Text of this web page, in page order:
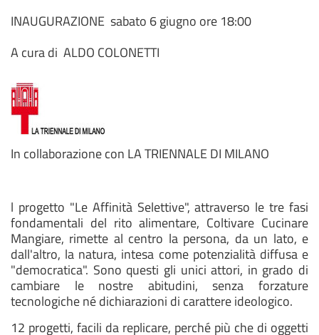
INAUGURAZIONE sabato 6 giugno ore 18:00
A cura di ALDO COLONETTI
In collaborazione con LA TRIENNALE DI MILANO
l progetto "Le Affinità Selettive", attraverso le tre fasi
fondamentali del rito alimentare, Coltivare Cucinare
Mangiare, rimette al centro la persona, da un lato, e
dall'altro, la natura, intesa come potenzialità diffusa e
"democratica". Sono questi gli unici attori, in grado di
cambiare le nostre abitudini, senza forzature
tecnologiche né dichiarazioni di carattere ideologico.
12 progetti, facili da replicare, perché più che di oggetti